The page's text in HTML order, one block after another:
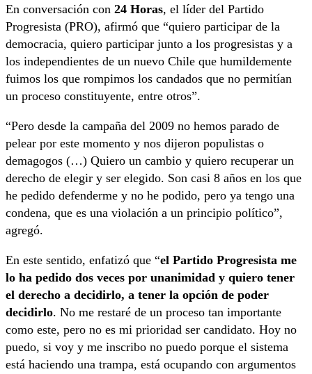
En conversación con 24 Horas, el líder del Partido
Progresista (PRO), afirmó que “quiero participar de la
democracia, quiero participar junto a los progresistas y a
los independientes de un nuevo Chile que humildemente
fuimos los que rompimos los candados que no permitían
un proceso constituyente, entre otros”.
“Pero desde la campaña del 2009 no hemos parado de
pelear por este momento y nos dijeron populistas o
demagogos (…) Quiero un cambio y quiero recuperar un
derecho de elegir y ser elegido. Son casi 8 años en los que
he pedido defenderme y no he podido, pero ya tengo una
condena, que es una violación a un principio político”,
agregó.
En este sentido, enfatizó que “el Partido Progresista me
lo ha pedido dos veces por unanimidad y quiero tener
el derecho a decidirlo, a tener la opción de poder
decidirlo. No me restaré de un proceso tan importante
como este, pero no es mi prioridad ser candidato. Hoy no
puedo, si voy y me inscribo no puedo porque el sistema
está haciendo una trampa, está ocupando con argumentos